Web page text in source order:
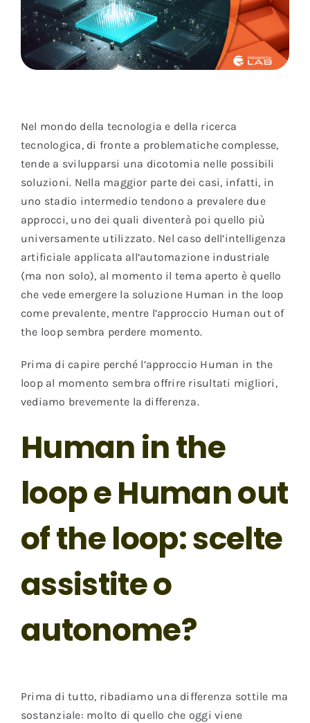
Nel mondo della tecnologia e della ricerca
tecnologica, di fronte a problematiche complesse,
tende a svilupparsi una dicotomia nelle possibili
soluzioni. Nella maggior parte dei casi, infatti, in
uno stadio intermedio tendono a prevalere due
approcci, uno dei quali diventerà poi quello più
universamente utilizzato. Nel caso dell’intelligenza
artificiale applicata all’automazione industriale
(ma non solo), al momento il tema aperto è quello
che vede emergere la soluzione Human in the loop
come prevalente, mentre l’approccio Human out of
the loop sembra perdere momento.
Prima di capire perché l’approccio Human in the
loop al momento sembra offrire risultati migliori,
vediamo brevemente la differenza.
Human in the
loop e Human out
of the loop: scelte
assistite o
autonome?
Prima di tutto, ribadiamo una differenza sottile ma
sostanziale: molto di quello che oggi viene